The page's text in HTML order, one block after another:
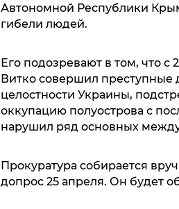
Автономной Республики
гибели людей.
Его подозревают в том, что с
Витко совершил преступные
целостности Украины,
оккупацию полуострова с
нарушил ряд основных
Прокуратура собирается
допрос 25 апреля. Он будет